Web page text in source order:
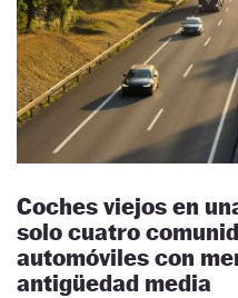
Coches viejos en
solo cuatro
automóviles con
antigüedad media